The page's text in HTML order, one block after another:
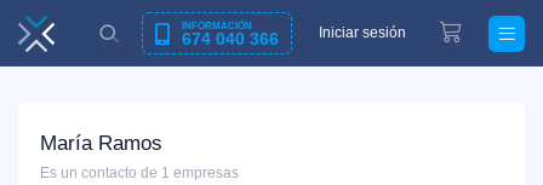
INFORMACIÓN
674 040 366 Iniciar sesión
María Ramos
Es un contacto de 1 empresas